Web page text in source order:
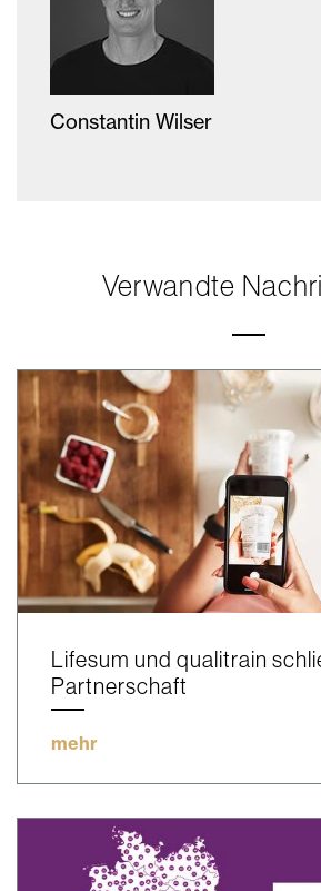
Constantin Wilser
Verwandte
Lifesum und qualitrain
Partnerschaft
mehr